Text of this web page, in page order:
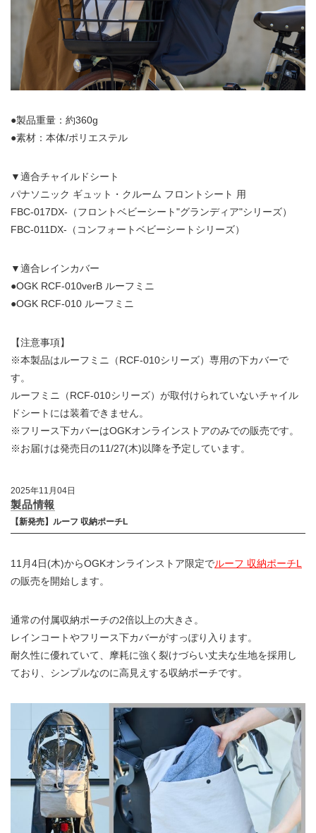
●製品重量：約360g
●素材：本体/ポリエステル
▼適合チャイルドシート
パナソニック ギュット・クルーム フロントシート 用
FBC-017DX-（フロントベビーシート"グランディア"シリーズ）
FBC-011DX-（コンフォートベビーシートシリーズ）
▼適合レインカバー
●OGK RCF-010verB ルーフミニ
●OGK RCF-010 ルーフミニ
【注意事項】
※本製品はルーフミニ（RCF-010シリーズ）専用の下カバーで
す。
ルーフミニ（RCF-010シリーズ）が取付けられていないチャイル
ドシートには装着できません。
※フリース下カバーはOGKオンラインストアのみでの販売です。
※お届けは発売日の11/27(木)以降を予定しています。
2025年11月04日
製品情報
【新発売】ルーフ 収納ポーチL
11月4日(木)からOGKオンラインストア限定でルーフ 収納ポーチL
の販売を開始します。
通常の付属収納ポーチの2倍以上の大きさ。
レインコートやフリース下カバーがすっぽり入ります。
​耐久性に​優れていて、​摩耗に​強く​裂けづらい​丈夫な​生地を​採用し
ており、​シンプルなのに​高見えする収納ポーチです。